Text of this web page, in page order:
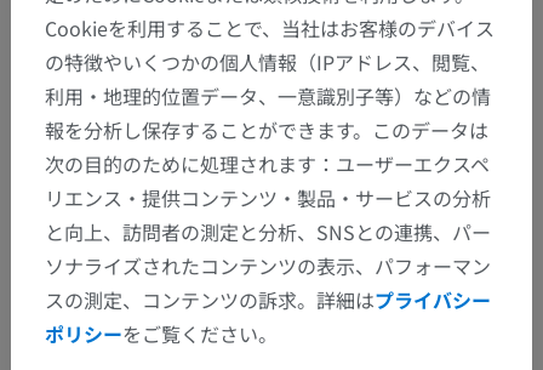
Cookieを利用することで、当社はお客様のデバイス
の特徴やいくつかの個人情報（IPアドレス、閲覧、
利用・地理的位置データ、一意識別子等）などの情
報を分析し保存することができます。このデータは
次の目的のために処理されます：ユーザーエクスペ
リエンス・提供コンテンツ・製品・サービスの分析
と向上、訪問者の測定と分析、SNSとの連携、パー
ソナライズされたコンテンツの表示、パフォーマン
スの測定、コンテンツの訴求。詳細はプライバシー
ポリシーをご覧ください。